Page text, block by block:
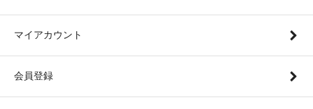
マイアカウント
会員登録